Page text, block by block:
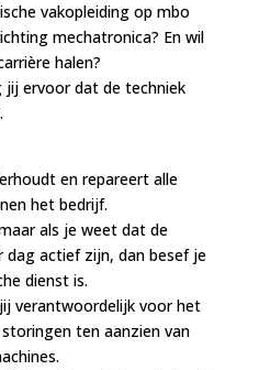
vakopleiding op mbo
mechatronica? En wil
halen?
ervoor dat de techniek
en repareert alle
het bedrijf.
als je weet dat de
dag actief zijn, dan besef je
dienst is.
verantwoordelijk voor het
ten aanzien van